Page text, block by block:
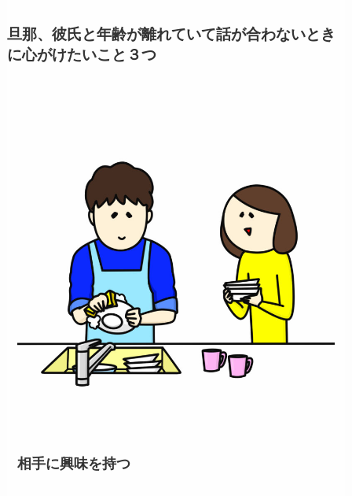
旦那、彼氏と年齢が離れていて話が合わないとき
に心がけたいこと３つ
相手に興味を持つ